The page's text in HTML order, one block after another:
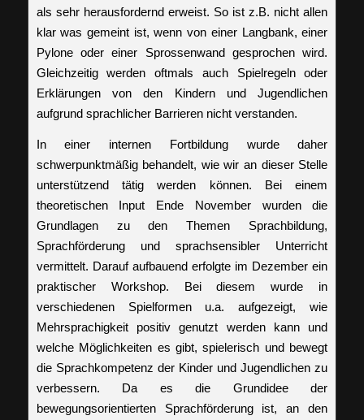
als sehr herausfordernd erweist. So ist z.B. nicht allen
klar was gemeint ist, wenn von einer Langbank, einer
Pylone oder einer Sprossenwand gesprochen wird.
Gleichzeitig werden oftmals auch Spielregeln oder
Erklärungen von den Kindern und Jugendlichen
aufgrund sprachlicher Barrieren nicht verstanden.
In einer internen Fortbildung wurde daher
schwerpunktmäßig behandelt, wie wir an dieser Stelle
unterstützend tätig werden können. Bei einem
theoretischen Input Ende November wurden die
Grundlagen zu den Themen Sprachbildung,
Sprachförderung und sprachsensibler Unterricht
vermittelt. Darauf aufbauend erfolgte im Dezember ein
praktischer Workshop. Bei diesem wurde in
verschiedenen Spielformen u.a. aufgezeigt, wie
Mehrsprachigkeit positiv genutzt werden kann und
welche Möglichkeiten es gibt, spielerisch und bewegt
die Sprachkompetenz der Kinder und Jugendlichen zu
verbessern. Da es die Grundidee der
bewegungsorientierten Sprachförderung ist, an den